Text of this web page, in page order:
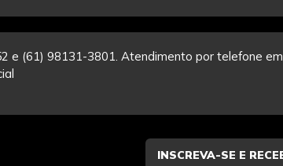
e (61) 98131-3801. Atendimento por telefone em